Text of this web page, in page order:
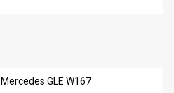
Mercedes GLE W167